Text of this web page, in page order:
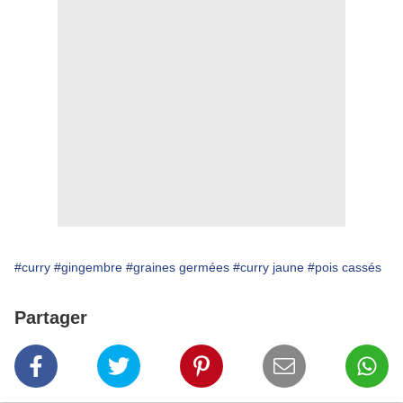
#curry #gingembre #graines germées #curry jaune #pois cassés
Partager